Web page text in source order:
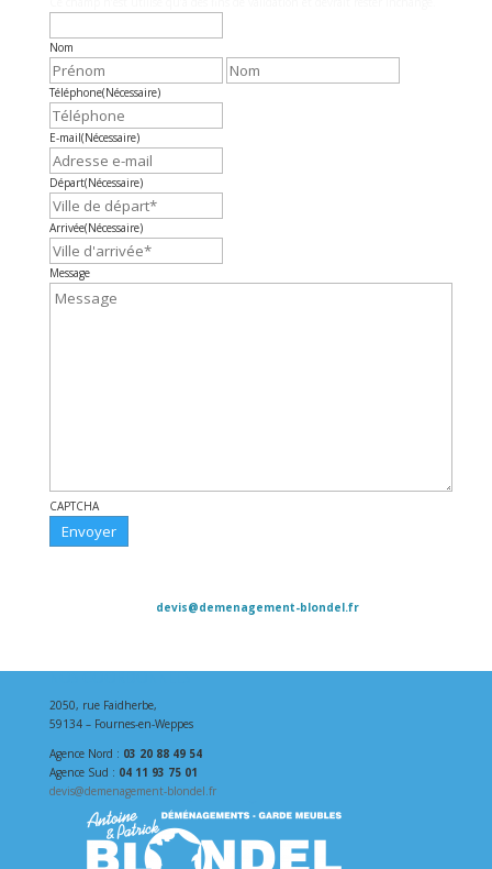
Nom
Prénom
Téléphone(Nécessaire)
E-mail(Nécessaire)
Départ(Nécessaire)
Arrivée(Nécessaire)
Message
CAPTCHA
devis@demenagement-blondel.fr
2050, rue Faidherbe,
59134 – Fournes-en-Weppes
Agence Nord : 03 20 88 49 54
Agence Sud : 04 11 93 75 01
devis@demenagement-blondel.fr